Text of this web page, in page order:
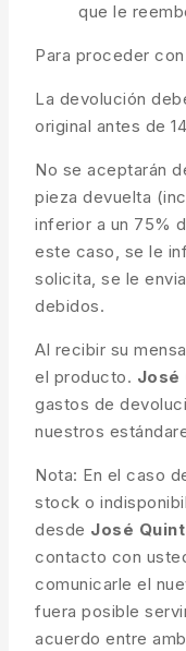
que le
Para proceder
La devolución
original antes de
No se aceptarán
pieza devuelta
inferior a un 75%
este caso, se le
solicita, se le
debidos.
Al recibir su
el producto. José
gastos de
nuestros
Nota: En el caso
stock o
desde José
contacto con
comunicarle el
fuera posible
acuerdo entre